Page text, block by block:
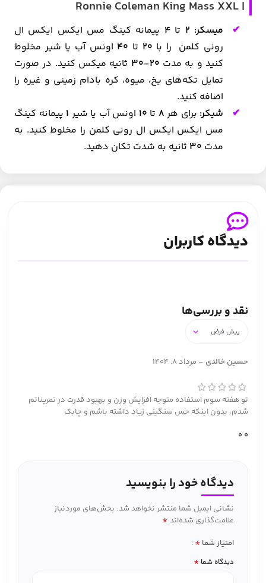
| Ronnie Coleman King Mass XXL
میسکر: 2 تا4 پیمانه کینگ مس ایکس ایکس ال
رونی کلمن را با 20 تا 40 اونس آب یا شیر مخلوط
کنید و به مدت 20-30
ثانیه میکس کنید. در صورت
تمایل تکه‌های یخ، میوه، کره بادام زمینی و غیره را
اضافه کنید.
شیکر: برای هر8 تا 10 اونس آب یا شیر 1 پیمانه کینگ
مس ایکس ایکس ال رونی کلمن را مخلوط کنید. به
مدت 30 ثانیه به شدت تکان دهید.
دیدگاه کاربران
نقد و بررسی‌ها
حسین خالدی – مرداد 8, 1404
تو هفته سوم استفاده متوجه افزایش وزن و بهبود قدرت در تمریناتم
شدم، بدون اینکه حس سنگینی زیاد داشته باشم و چابک
0
0
دیدگاه خود را بنویسید
نشانی ایمیل شما منتشر نخواهد شد. بخش‌های موردنیاز
علامت‌گذاری شده‌اند *
امتیاز شما *
دیدگاه شما *